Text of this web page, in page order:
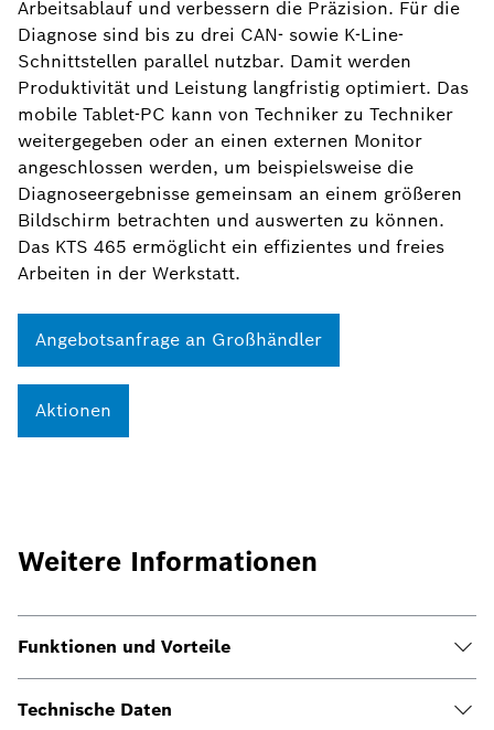
Arbeitsablauf und verbessern die Präzision. Für die
Diagnose sind bis zu drei CAN- sowie K-Line-
Schnittstellen parallel nutzbar. Damit werden
Produktivität und Leistung langfristig optimiert. Das
mobile Tablet-PC kann von Techniker zu Techniker
weitergegeben oder an einen externen Monitor
angeschlossen werden, um beispielsweise die
Diagnoseergebnisse gemeinsam an einem größeren
Bildschirm betrachten und auswerten zu können.
Das KTS 465 ermöglicht ein effizientes und freies
Arbeiten in der Werkstatt.
Angebotsanfrage an Großhändler
Aktionen
Weitere Informationen
Funktionen und Vorteile
Technische Daten